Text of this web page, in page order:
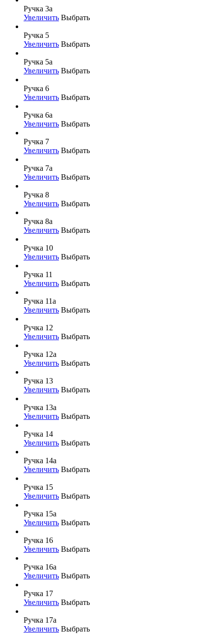
Ручка 3а
Увеличить Выбрать
Ручка 5
Увеличить Выбрать
Ручка 5а
Увеличить Выбрать
Ручка 6
Увеличить Выбрать
Ручка 6а
Увеличить Выбрать
Ручка 7
Увеличить Выбрать
Ручка 7а
Увеличить Выбрать
Ручка 8
Увеличить Выбрать
Ручка 8а
Увеличить Выбрать
Ручка 10
Увеличить Выбрать
Ручка 11
Увеличить Выбрать
Ручка 11а
Увеличить Выбрать
Ручка 12
Увеличить Выбрать
Ручка 12а
Увеличить Выбрать
Ручка 13
Увеличить Выбрать
Ручка 13а
Увеличить Выбрать
Ручка 14
Увеличить Выбрать
Ручка 14а
Увеличить Выбрать
Ручка 15
Увеличить Выбрать
Ручка 15а
Увеличить Выбрать
Ручка 16
Увеличить Выбрать
Ручка 16а
Увеличить Выбрать
Ручка 17
Увеличить Выбрать
Ручка 17а
Увеличить Выбрать